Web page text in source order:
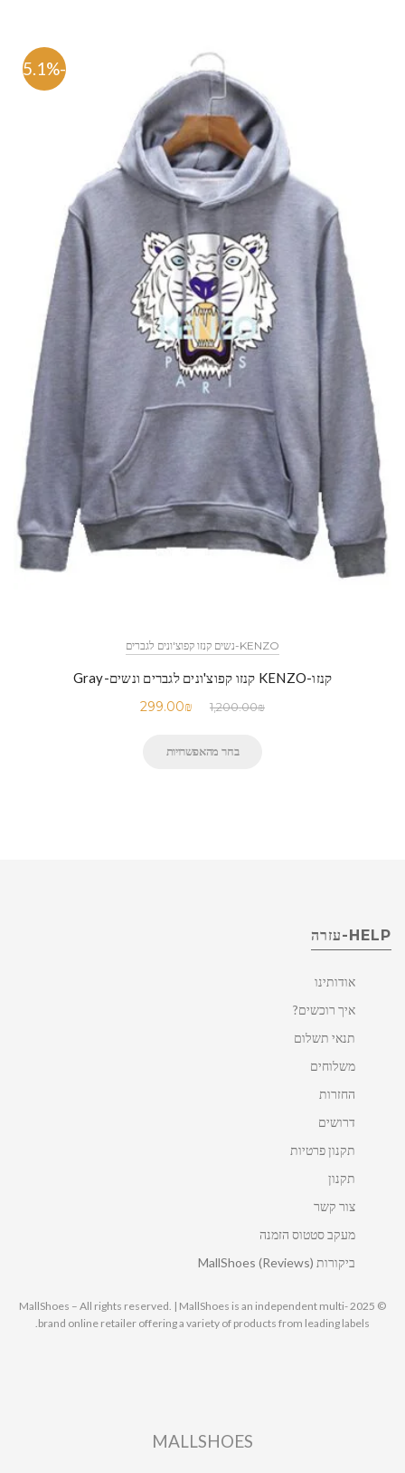
-75.1%
KENZO-נשים קנזו קפוצ'ונים לגברים
קנזו-KENZO קנזו קפוצ'ונים לגברים ונשים-Gray
1,200.00₪
299.00₪
בחר מהאפשרויות
HELP-עזרה
אודותינו
איך רוכשים?
תנאי תשלום
משלוחים
החזרות
דרושים
תקנון פרטיות
תקנון
צור קשר
מעקב סטטוס הזמנה
ביקורות MallShoes (Reviews)
© 2025 MallShoes – All rights reserved. | MallShoes is an independent multi-
brand online retailer offering a variety of products from leading labels.
MALLSHOES